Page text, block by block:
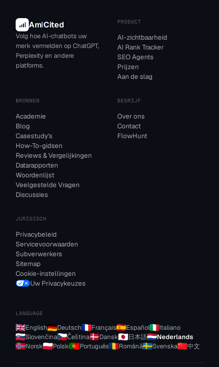
AmICited
Volg hoe AI-chatbots uw
merk vermelden op ChatGPT,
Perplexity en andere
platforms.
PRODUCT
AI-zichtbaarheid
AI Rank Tracker
SEO Agents
Prijzen
Aan de slag
BRONNEN
Academie
Blog
Casestudy's
How-To-gidsen
Reviews & Vergelijkingen
Datarapporten
Woordenlijst
Veelgestelde Vragen
Discussies
BEDRIJF
Over ons
Contact
FlowHunt
JURIDISCH
Privacybeleid
Servicevoorwaarden
Subverwerkers
Sitemap
Cookie-instellingen
Uw Privacykeuzes
LANGUAGE
English Deutsch Français Español
Italiano
Slovenčina
Čeština Dansk 日本語
Nederlands
Norsk
Polski Português Română Svenska 中文